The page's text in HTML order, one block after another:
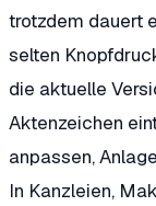
trotzdem dauert
selten
die aktuelle
Aktenzeichen
anpassen,
In Kanzleien,